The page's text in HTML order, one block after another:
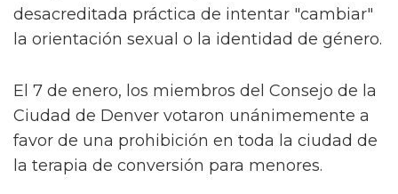
desacreditada práctica de intentar "cambiar"
la orientación sexual o la identidad de género.
El 7 de enero, los miembros del Consejo de la
Ciudad de Denver votaron unánimemente a
favor de una prohibición en toda la ciudad de
la terapia de conversión para menores.